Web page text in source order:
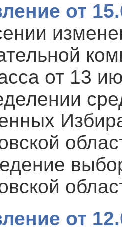
от
от 13
от